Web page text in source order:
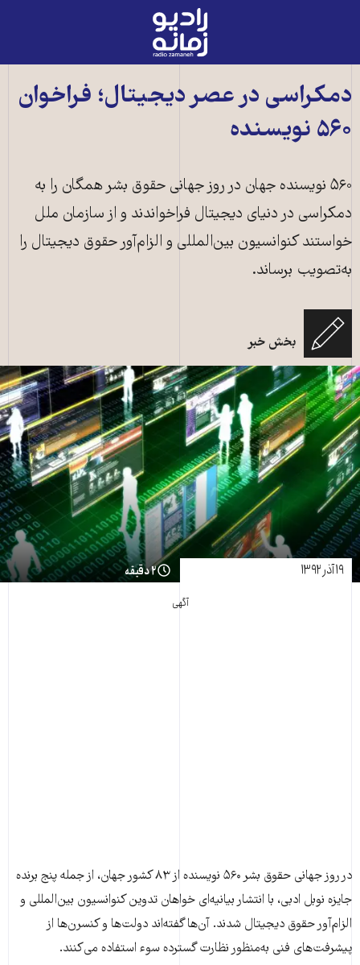
رادیو
زمانه
صفحه
دمکراسی در عصر ديجيتال؛ فراخوان
۵۶۰ نويسنده
۵۶۰ نويسنده جهان در روز جهانی حقوق بشر همگان را به
دمکراسی در دنيای ديجيتال فراخواندند و از سازمان ملل
خواستند کنوانسيون بين‌المللی و الزام‌آور حقوق ديجيتال را
به‌تصويب برساند.
بخش خبر
۱۹ آذر ۱۳۹۲ ۲ دقیقه
آگهی
در روز جهانی حقوق بشر ۵۶۰ نويسنده از ۸۳ کشور جهان، از جمله پنج برنده
جايزه نوبل ادبی، با انتشار بيانيه‌ای خواهان تدوين کنوانسيون بين‌المللی و
الزام‌آور حقوق ديجيتال شدند. آن‌ها گفته‌اند دولت‌ها و کنسرن‌ها از
پیشرفت‌های فنی به‌منظور نظارت گسترده سوء استفاده می‌کنند.